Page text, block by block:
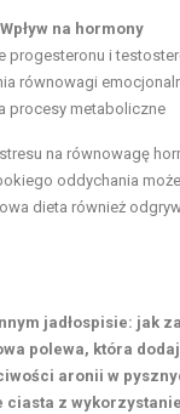
Wpływ na hormony
progesteronu i
równowagi
procesy metaboliczne
na równowagę
oddychania
dieta również
jadłospisie: jak
polewa, która
aronii w
ciasta z